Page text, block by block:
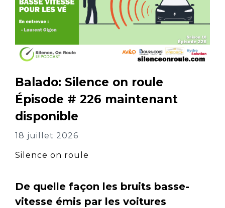
Balado: Silence on roule
Épisode # 226 maintenant
disponible
18 juillet 2026
Silence on roule
De quelle façon les bruits basse-
vitesse émis par les voitures